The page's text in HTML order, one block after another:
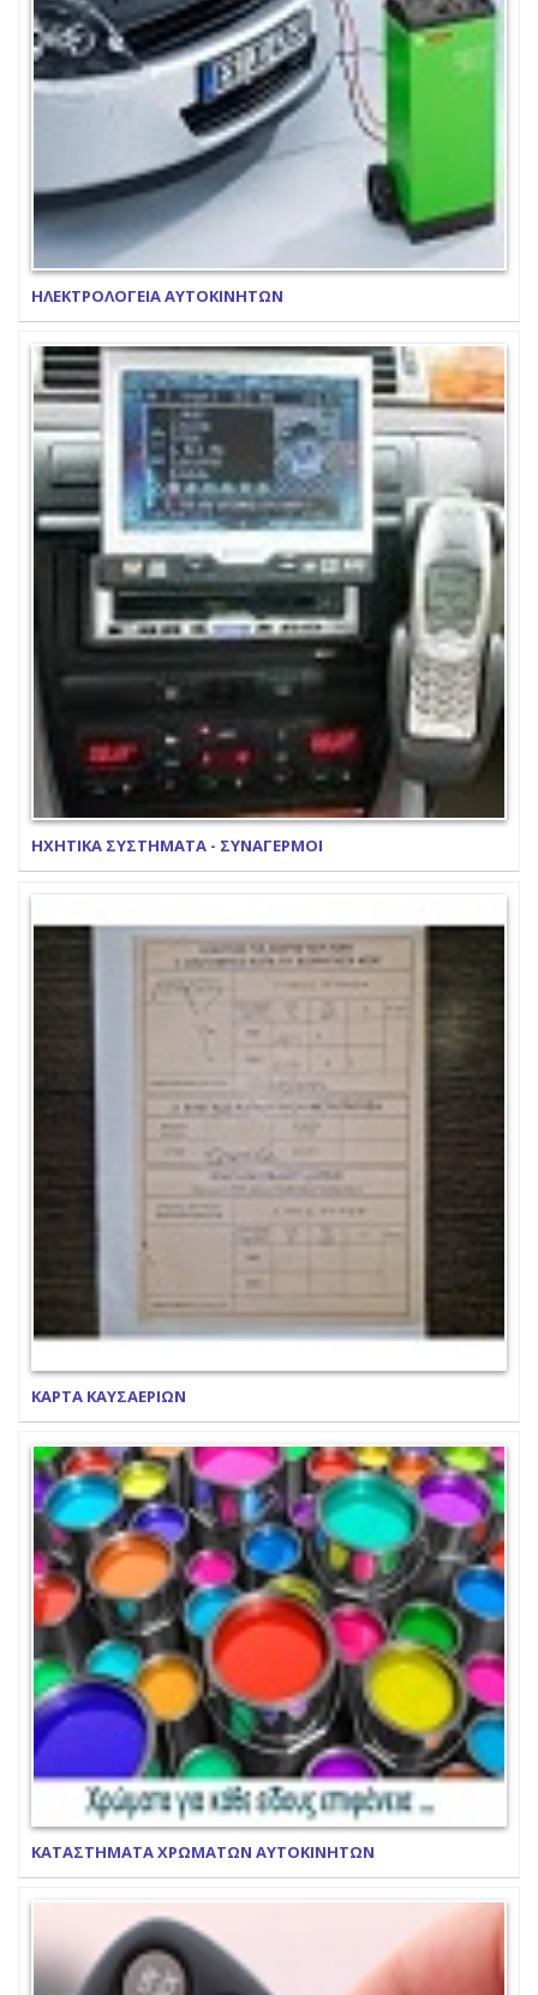
ΗΛΕΚΤΡΟΛΟΓΕΙΑ ΑΥΤΟΚΙΝΗΤΩΝ
ΗΧΗΤΙΚΑ ΣΥΣΤΗΜΑΤΑ - ΣΥΝΑΓΕΡΜΟΙ
ΚΑΡΤΑ ΚΑΥΣΑΕΡΙΩΝ
ΚΑΤΑΣΤΗΜΑΤΑ ΧΡΩΜΑΤΩΝ ΑΥΤΟΚΙΝΗΤΩΝ